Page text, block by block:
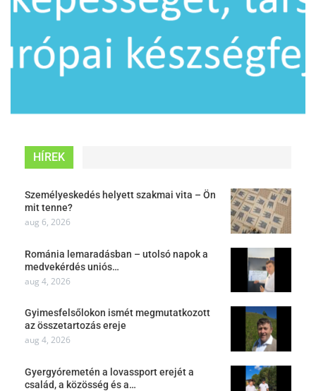
HÍREK
Személyeskedés helyett szakmai vita – Ön
mit tenne?
aug 6, 2026
Románia lemaradásban – utolsó napok a
medvekérdés uniós…
aug 4, 2026
Gyimesfelsőlokon ismét megmutatkozott
az összetartozás ereje
aug 4, 2026
Gyergyóremetén a lovassport erejét a
család, a közösség és a…